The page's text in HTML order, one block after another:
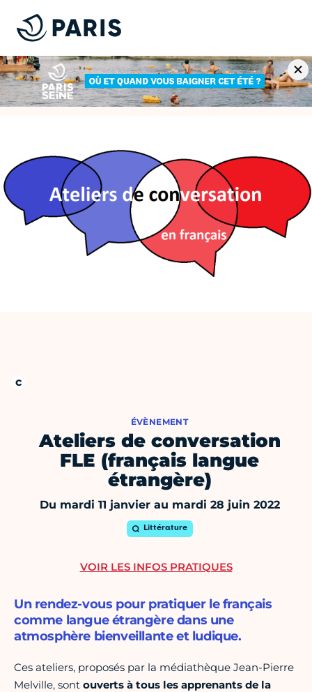
ÉVÈNEMENT
Ateliers de conversation
FLE (français langue
étrangère)
Du mardi 11 janvier au mardi 28 juin 2022
Littérature
Un rendez-vous pour pratiquer le français
comme langue étrangère dans une
atmosphère bienveillante et ludique.
Ces ateliers, proposés par la médiathèque Jean-Pierre
Melville, sont ouverts à tous les apprenants de la
VOIR LES INFOS PRATIQUES